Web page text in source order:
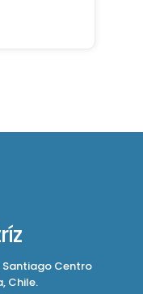
Santiago Centro
Chile.